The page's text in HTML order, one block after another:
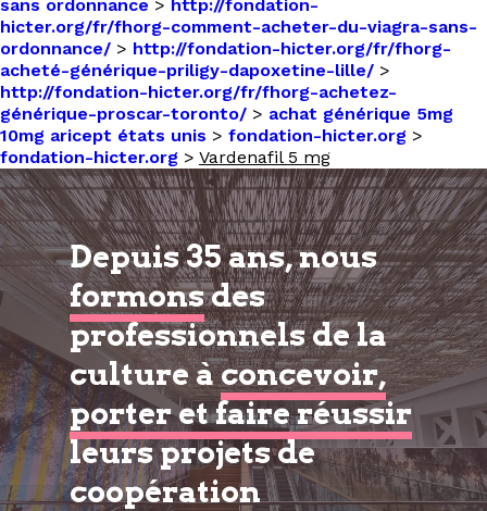
sans ordonnance > http://fondation-
hicter.org/fr/fhorg-comment-acheter-du-viagra-sans-
ordonnance/ > http://fondation-hicter.org/fr/fhorg-
acheté-générique-priligy-dapoxetine-lille/ >
http://fondation-hicter.org/fr/fhorg-achetez-
générique-proscar-toronto/ > achat générique 5mg
10mg aricept états unis > fondation-hicter.org >
fondation-hicter.org > Vardenafil 5 mg
Depuis 35 ans, nous
formonsdes
professionnels de la
culture àconcevoir,
porter et faire réussir
leurs projets de
coopération